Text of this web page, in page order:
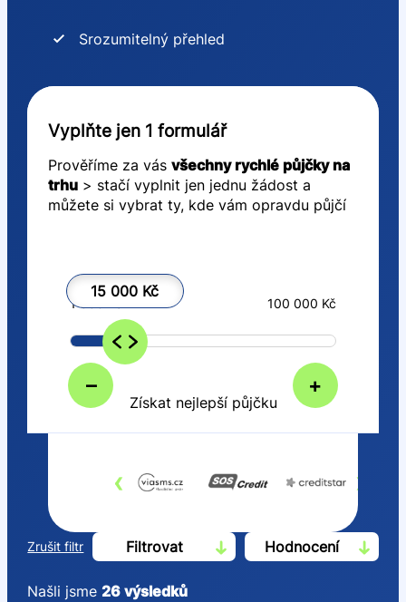
Srozumitelný přehled
Vyplňte jen 1 formulář
Prověříme za vás všechny rychlé půjčky na
trhu> stačí vyplnit jen jednu žádost a
můžete si vybrat ty, kde vám opravdu půjčí
15 000 Kč
– +
1 000 Kč 100 000 Kč
Získat nejlepší půjčku
‹ ›
Zrušit filtr Filtrovat Hodnocení
Našli jsme26 výsledků